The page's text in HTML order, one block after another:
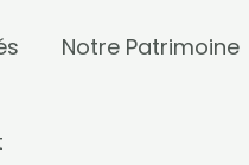
Notre Patrimoine